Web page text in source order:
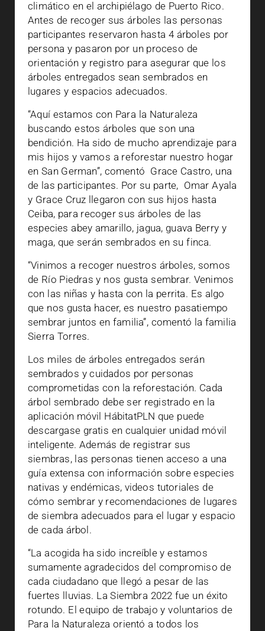
climático en el archipiélago de Puerto Rico.
Antes de recoger sus árboles las personas
participantes reservaron hasta 4 árboles por
persona y pasaron por un proceso de
orientación y registro para asegurar que los
árboles entregados sean sembrados en
lugares y espacios adecuados.
“Aquí estamos con Para la Naturaleza
buscando estos árboles que son una
bendición. Ha sido de mucho aprendizaje para
mis hijos y vamos a reforestar nuestro hogar
en San German”, comentó Grace Castro, una
de las participantes. Por su parte, Omar Ayala
y Grace Cruz llegaron con sus hijos hasta
Ceiba, para recoger sus árboles de las
especies abey amarillo, jagua, guava Berry y
maga, que serán sembrados en su finca.
“Vinimos a recoger nuestros árboles, somos
de Río Piedras y nos gusta sembrar. Venimos
con las niñas y hasta con la perrita. Es algo
que nos gusta hacer, es nuestro pasatiempo
sembrar juntos en familia”, comentó la familia
Sierra Torres.
Los miles de árboles entregados serán
sembrados y cuidados por personas
comprometidas con la reforestación. Cada
árbol sembrado debe ser registrado en la
aplicación móvil HábitatPLN que puede
descargase gratis en cualquier unidad móvil
inteligente. Además de registrar sus
siembras, las personas tienen acceso a una
guía extensa con información sobre especies
nativas y endémicas, videos tutoriales de
cómo sembrar y recomendaciones de lugares
de siembra adecuados para el lugar y espacio
de cada árbol.
“La acogida ha sido increíble y estamos
sumamente agradecidos del compromiso de
cada ciudadano que llegó a pesar de las
fuertes lluvias. La Siembra 2022 fue un éxito
rotundo. El equipo de trabajo y voluntarios de
Para la Naturaleza orientó a todos los